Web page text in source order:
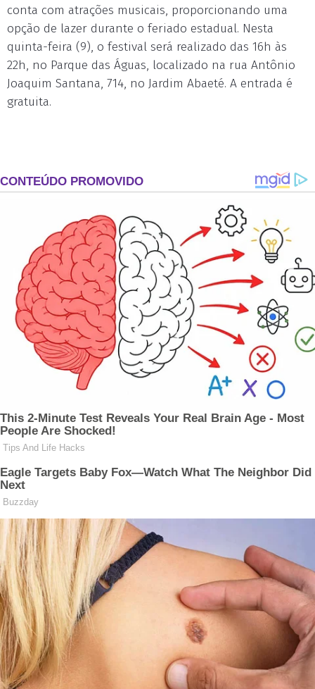
conta com atrações musicais, proporcionando uma
opção de lazer durante o feriado estadual. Nesta
quinta-feira (9), o festival será realizado das 16h às
22h, no Parque das Águas, localizado na rua Antônio
Joaquim Santana, 714, no Jardim Abaeté. A entrada é
gratuita.